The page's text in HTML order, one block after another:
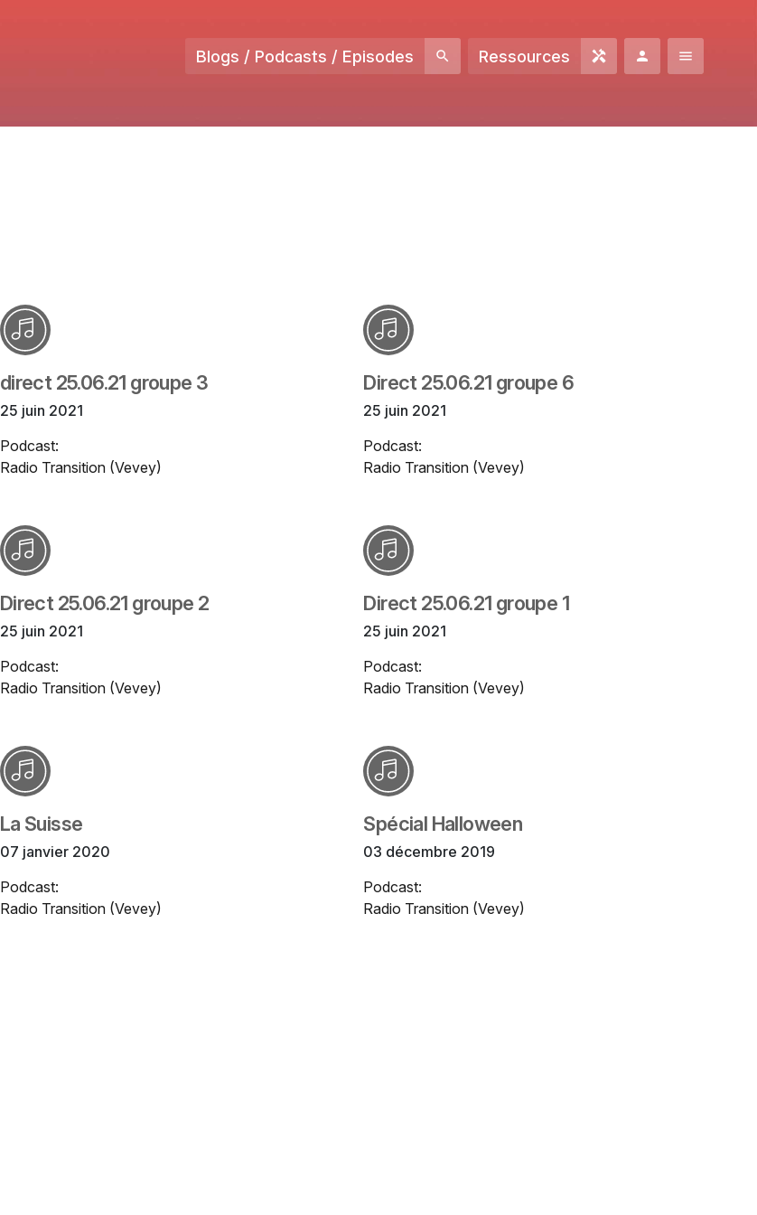
Blogs / Podcasts / Episodes Ressources
direct 25.06.21 groupe 3
25 juin 2021
Podcast:
Radio Transition (Vevey)
Direct 25.06.21 groupe 6
25 juin 2021
Podcast:
Radio Transition (Vevey)
Direct 25.06.21 groupe 2
25 juin 2021
Podcast:
Radio Transition (Vevey)
Direct 25.06.21 groupe 1
25 juin 2021
Podcast:
Radio Transition (Vevey)
La Suisse
07 janvier 2020
Podcast:
Radio Transition (Vevey)
Spécial Halloween
03 décembre 2019
Podcast:
Radio Transition (Vevey)